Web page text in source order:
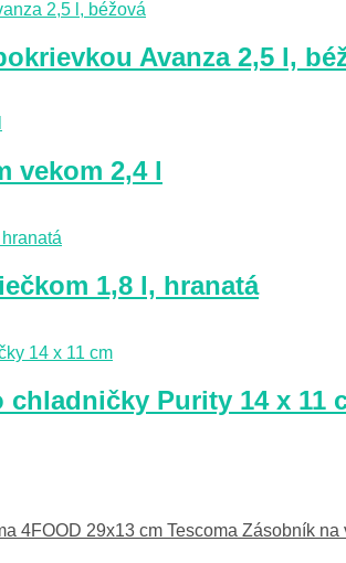
Avanza 2,5 l,
vekom 2,4 l
1,8 l, hranatá
chladničky Purity 14 x 11
Tescoma Zásobník na